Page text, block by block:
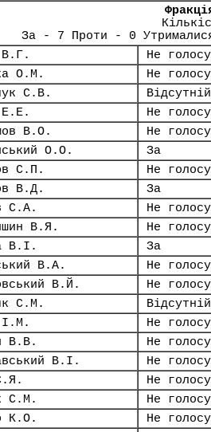
За - 7 Проти - 0
В.Г.
Не
О.М.
Не
С.В.
Відсутній
Е.Е.
Не
В.О.
Не
О.О.
За
С.П.
Не
В.Д.
За
С.А.
Не
В.Я.
Не
В.І.
За
В.А.
Не
В.Й.
Не
С.М.
Відсутній
І.М.
Не
В.В.
Не
В.І.
Не
Не
С.М.
Не
К.О.
Не